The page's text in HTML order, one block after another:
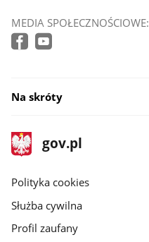
MEDIA SPOŁECZNOŚCIOWE:
Na skróty
stopka
gov.pl
Strona
gov.pl
gov.pl
Polityka cookies
Służba cywilna
Profil zaufany